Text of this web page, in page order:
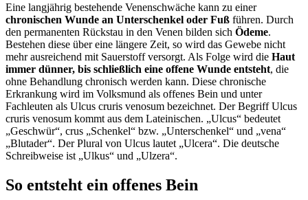
Eine langjährig bestehende Venenschwäche kann zu einer
chronischen Wunde an Unterschenkel oder Fuß führen. Durch
den permanenten Rückstau in den Venen bilden sich Ödeme.
Bestehen diese über eine längere Zeit, so wird das Gewebe nicht
mehr ausreichend mit Sauerstoff versorgt. Als Folge wird die Haut
immer dünner, bis schließlich eine offene Wunde entsteht, die
ohne Behandlung chronisch werden kann. Diese chronische
Erkrankung wird im Volksmund als offenes Bein und unter
Fachleuten als Ulcus cruris venosum bezeichnet. Der Begriff Ulcus
cruris venosum kommt aus dem Lateinischen. „Ulcus“ bedeutet
„Geschwür“, crus „Schenkel“ bzw. „Unterschenkel“ und „vena“
„Blutader“. Der Plural von Ulcus lautet „Ulcera“. Die deutsche
Schreibweise ist „Ulkus“ und „Ulzera“.
So entsteht ein offenes Bein